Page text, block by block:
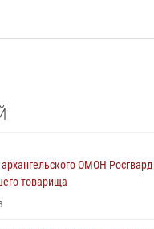
ОМОН
товарища